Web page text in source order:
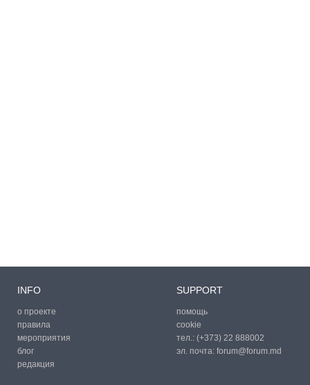
INFO
о проекте
правила
мероприятия
блог
редакция
SUPPORT
помощь
cookie
тел.: (+373) 22 888002
эл. почта: forum@forum.md